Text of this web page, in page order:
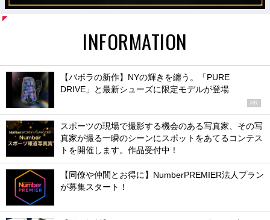
INFORMATION
【バボラの新作】NYの輝きを纏う。「PURE
DRIVE」と最新シューズに限定モデルが登場
PR
スポーツの現場で撮影する機会のある写真家、その写
真家が撮る一瞬のシーンにスポットをあてるコンテス
トを開催します。作品受付中！
【同僚や仲間とお得に】NumberPREMIER法人プラン
が募集スタート！